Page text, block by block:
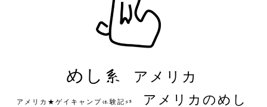
めし系 アメリカ
アメリカ★ゲイキャンプ体験記S3 アメリカのめし